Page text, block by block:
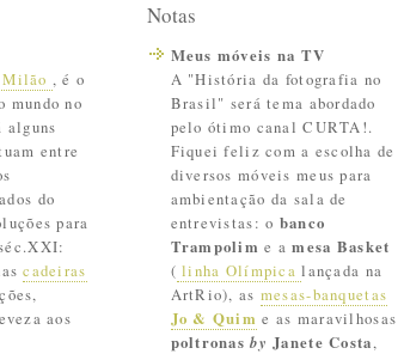
, é o
mundo no
entre
do
para
cadeiras
aos
Notas
Meus móveis na TV
A "História da fotografia no
Brasil" será tema abordado
pelo ótimo canal CURTA!.
Fiquei feliz com a escolha de
diversos móveis meus para
ambientação da sala de
entrevistas: o banco
Trampolim e amesa Basket
( linha Olímpicalançada na
ArtRio), as mesas-banquetas
Jo & Quim e as maravilhosas
poltronasby Janete Costa,